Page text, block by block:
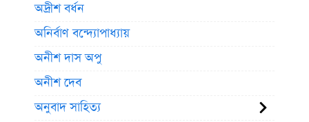
অদ্রীশ বর্ধন
অনির্বাণ বন্দ্যোপাধ্যায়
অনীশ দাস অপু
অনীশ দেব
অনুবাদ সাহিত্য